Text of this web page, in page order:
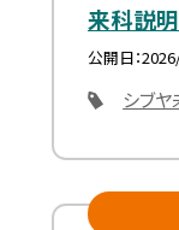
来科説明
公開日
シブ